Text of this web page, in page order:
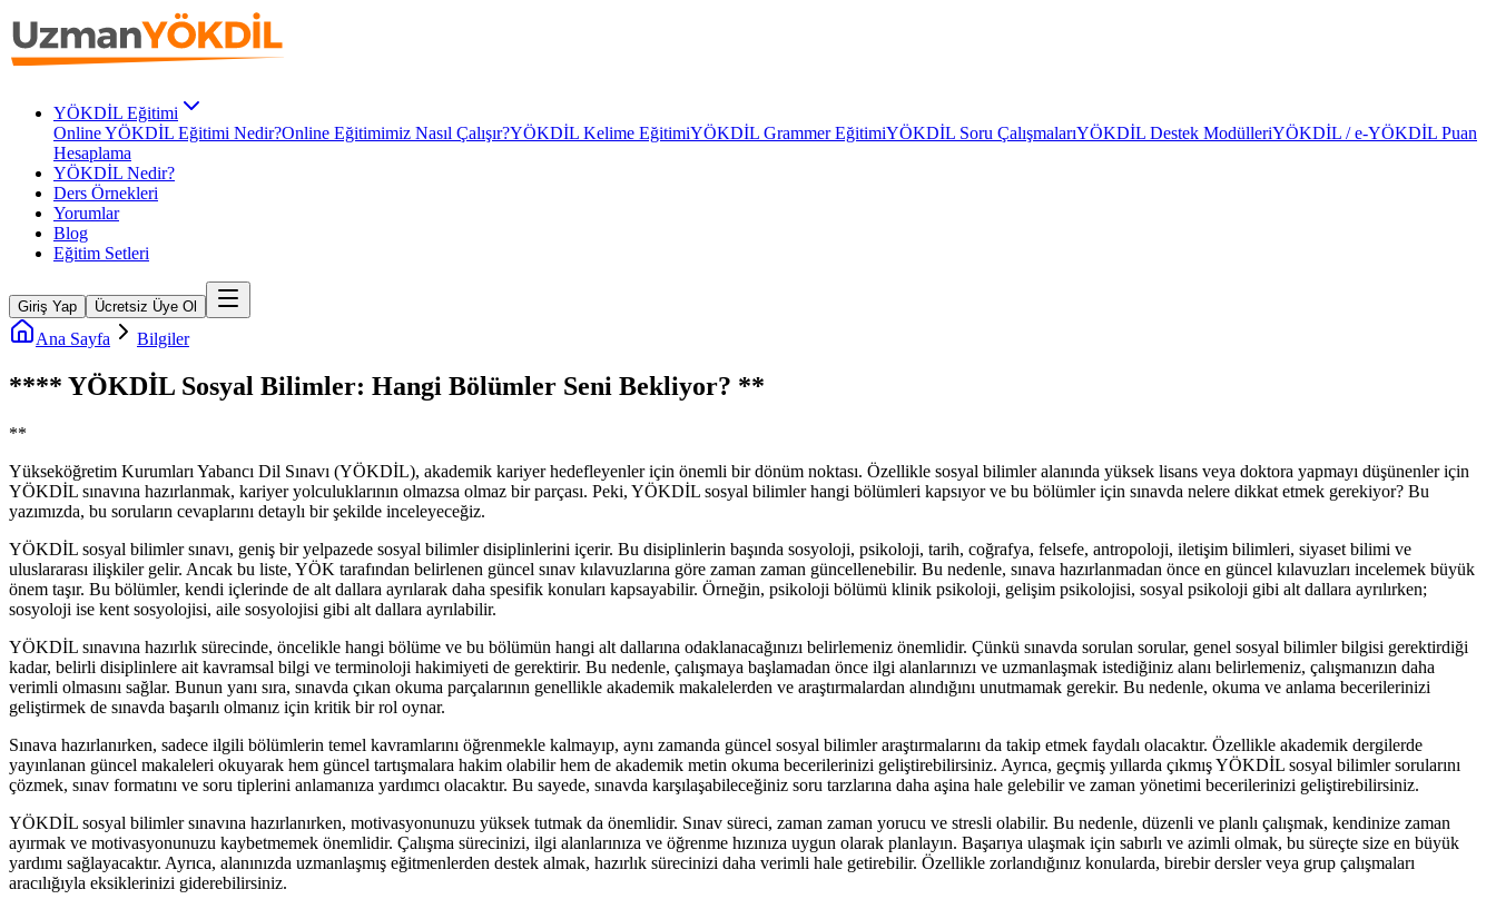
YÖKDİL Eğitimi
Online YÖKDİL Eğitimi Nedir?Online Eğitimimiz Nasıl Çalışır?YÖKDİL Kelime EğitimiYÖKDİL Grammer EğitimiYÖKDİL Soru ÇalışmalarıYÖKDİL Destek ModülleriYÖKDİL / e-YÖKDİL Puan
Hesaplama
YÖKDİL Nedir?
Ders Örnekleri
Yorumlar
Blog
Eğitim Setleri
Giriş Yap Ücretsiz Üye Ol
Ana Sayfa Bilgiler
**** YÖKDİL Sosyal Bilimler: Hangi Bölümler Seni Bekliyor? **
**
Yükseköğretim Kurumları Yabancı Dil Sınavı (YÖKDİL), akademik kariyer hedefleyenler için önemli bir dönüm noktası. Özellikle sosyal bilimler alanında yüksek lisans veya doktora yapmayı düşünenler için
YÖKDİL sınavına hazırlanmak, kariyer yolculuklarının olmazsa olmaz bir parçası. Peki, YÖKDİL sosyal bilimler hangi bölümleri kapsıyor ve bu bölümler için sınavda nelere dikkat etmek gerekiyor? Bu
yazımızda, bu soruların cevaplarını detaylı bir şekilde inceleyeceğiz.
YÖKDİL sosyal bilimler sınavı, geniş bir yelpazede sosyal bilimler disiplinlerini içerir. Bu disiplinlerin başında sosyoloji, psikoloji, tarih, coğrafya, felsefe, antropoloji, iletişim bilimleri, siyaset bilimi ve
uluslararası ilişkiler gelir. Ancak bu liste, YÖK tarafından belirlenen güncel sınav kılavuzlarına göre zaman zaman güncellenebilir. Bu nedenle, sınava hazırlanmadan önce en güncel kılavuzları incelemek büyük
önem taşır. Bu bölümler, kendi içlerinde de alt dallara ayrılarak daha spesifik konuları kapsayabilir. Örneğin, psikoloji bölümü klinik psikoloji, gelişim psikolojisi, sosyal psikoloji gibi alt dallara ayrılırken;
sosyoloji ise kent sosyolojisi, aile sosyolojisi gibi alt dallara ayrılabilir.
YÖKDİL sınavına hazırlık sürecinde, öncelikle hangi bölüme ve bu bölümün hangi alt dallarına odaklanacağınızı belirlemeniz önemlidir. Çünkü sınavda sorulan sorular, genel sosyal bilimler bilgisi gerektirdiği
kadar, belirli disiplinlere ait kavramsal bilgi ve terminoloji hakimiyeti de gerektirir. Bu nedenle, çalışmaya başlamadan önce ilgi alanlarınızı ve uzmanlaşmak istediğiniz alanı belirlemeniz, çalışmanızın daha
verimli olmasını sağlar. Bunun yanı sıra, sınavda çıkan okuma parçalarının genellikle akademik makalelerden ve araştırmalardan alındığını unutmamak gerekir. Bu nedenle, okuma ve anlama becerilerinizi
geliştirmek de sınavda başarılı olmanız için kritik bir rol oynar.
Sınava hazırlanırken, sadece ilgili bölümlerin temel kavramlarını öğrenmekle kalmayıp, aynı zamanda güncel sosyal bilimler araştırmalarını da takip etmek faydalı olacaktır. Özellikle akademik dergilerde
yayınlanan güncel makaleleri okuyarak hem güncel tartışmalara hakim olabilir hem de akademik metin okuma becerilerinizi geliştirebilirsiniz. Ayrıca, geçmiş yıllarda çıkmış YÖKDİL sosyal bilimler sorularını
çözmek, sınav formatını ve soru tiplerini anlamanıza yardımcı olacaktır. Bu sayede, sınavda karşılaşabileceğiniz soru tarzlarına daha aşina hale gelebilir ve zaman yönetimi becerilerinizi geliştirebilirsiniz.
YÖKDİL sosyal bilimler sınavına hazırlanırken, motivasyonunuzu yüksek tutmak da önemlidir. Sınav süreci, zaman zaman yorucu ve stresli olabilir. Bu nedenle, düzenli ve planlı çalışmak, kendinize zaman
ayırmak ve motivasyonunuzu kaybetmemek önemlidir. Çalışma sürecinizi, ilgi alanlarınıza ve öğrenme hızınıza uygun olarak planlayın. Başarıya ulaşmak için sabırlı ve azimli olmak, bu süreçte size en büyük
yardımı sağlayacaktır. Ayrıca, alanınızda uzmanlaşmış eğitmenlerden destek almak, hazırlık sürecinizi daha verimli hale getirebilir. Özellikle zorlandığınız konularda, birebir dersler veya grup çalışmaları
aracılığıyla eksiklerinizi giderebilirsiniz.